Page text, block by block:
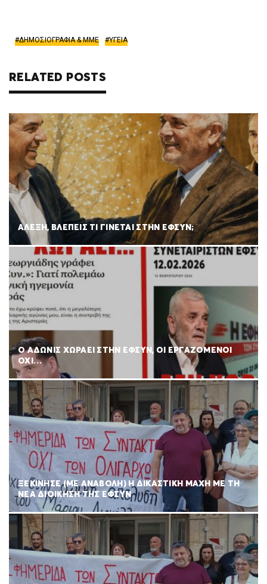
ΔΗΜΟΣΙΟΓΡΑΦΙΑ & ΜΜΕ ΥΓΕΙΑ
RELATED POSTS
ΑΛΕΞΗ, ΒΛΕΠΕΙΣ ΤΙ ΓΙΝΕΤΑΙ ΣΤΗΝ ΕΦΣΥΝ;
Ο ΑΔΩΝΙΣ ΧΩΡΑΕΙ ΣΤΗΝ ΕΦΣΥΝ, ΟΙ ΕΡΓΑΖΟΜΕΝΟΙ
ΟΧΙ…
ΞΕΚΙΝΗΣΕ (ΜΕ ΑΝΑΒΟΛΗ) Η ΔΙΚΑΣΤΙΚΗ ΜΑΧΗ ΜΕ ΤΗ
ΝΕΑ ΔΙΟΙΚΗΣΗ ΤΗΣ ΕΦΣΥΝ